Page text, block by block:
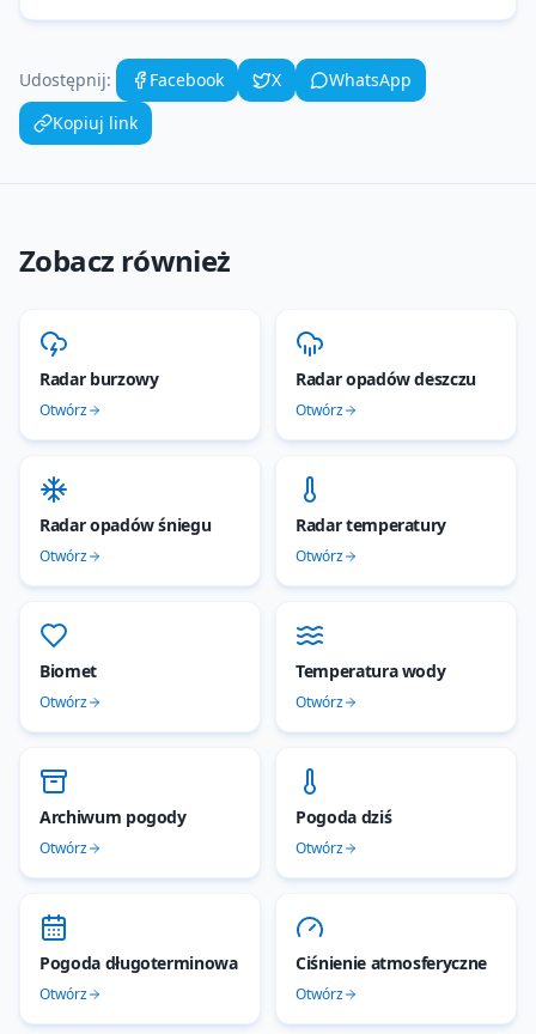
Udostępnij: Facebook X
WhatsApp
Kopiuj link
Zobacz również
Radar burzowy
Otwórz
Radar opadów deszczu
Otwórz
Radar opadów śniegu
Otwórz
Radar temperatury
Otwórz
Biomet
Otwórz
Temperatura wody
Otwórz
Archiwum pogody
Otwórz
Pogoda dziś
Otwórz
Pogoda długoterminowa
Otwórz
Ciśnienie atmosferyczne
Otwórz